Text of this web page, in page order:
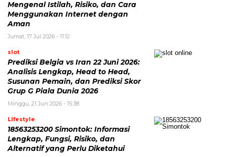
Mengenal Istilah, Risiko, dan Cara
Menggunakan Internet dengan
Aman
Jumat, 17 Jul 2026 - 11:12
slot
Prediksi Belgia vs Iran 22 Juni 2026:
Analisis Lengkap, Head to Head,
Susunan Pemain, dan Prediksi Skor
Grup G Piala Dunia 2026
Minggu, 21 Jun 2026 - 15:38
LIfestyle
18563253200 Simontok: Informasi
Lengkap, Fungsi, Risiko, dan
Alternatif yang Perlu Diketahui